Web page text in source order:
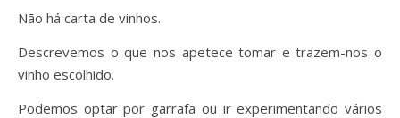
Não há carta de vinhos.
Descrevemos o que nos apetece tomar e trazem-nos o
vinho escolhido.
Podemos optar por garrafa ou ir experimentando vários